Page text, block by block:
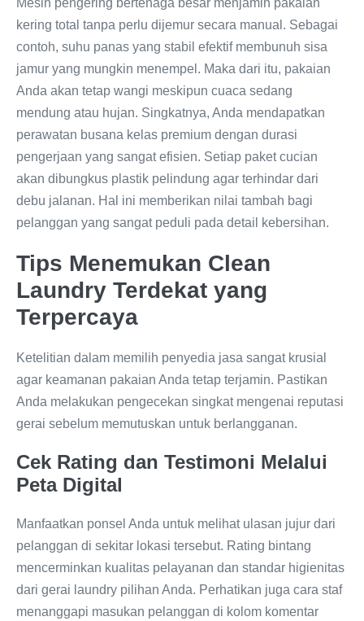
Mesin pengering bertenaga besar menjamin pakaian
kering total tanpa perlu dijemur secara manual. Sebagai
contoh, suhu panas yang stabil efektif membunuh sisa
jamur yang mungkin menempel. Maka dari itu, pakaian
Anda akan tetap wangi meskipun cuaca sedang
mendung atau hujan. Singkatnya, Anda mendapatkan
perawatan busana kelas premium dengan durasi
pengerjaan yang sangat efisien. Setiap paket cucian
akan dibungkus plastik pelindung agar terhindar dari
debu jalanan. Hal ini memberikan nilai tambah bagi
pelanggan yang sangat peduli pada detail kebersihan.
Tips Menemukan Clean
Laundry Terdekat yang
Terpercaya
Ketelitian dalam memilih penyedia jasa sangat krusial
agar keamanan pakaian Anda tetap terjamin. Pastikan
Anda melakukan pengecekan singkat mengenai reputasi
gerai sebelum memutuskan untuk berlangganan.
Cek Rating dan Testimoni Melalui
Peta Digital
Manfaatkan ponsel Anda untuk melihat ulasan jujur dari
pelanggan di sekitar lokasi tersebut. Rating bintang
mencerminkan kualitas pelayanan dan standar higienitas
dari gerai laundry pilihan Anda. Perhatikan juga cara staf
menanggapi masukan pelanggan di kolom komentar